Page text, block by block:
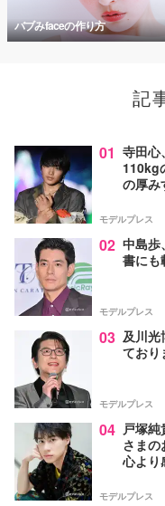
バブみfaceの作り方
記
01 寺田
110kg
の厚み
モデルプレス
02 中島歩
書にも
モデルプレス
03 及川光
ており
モデルプレス
04 戸塚
さまの
心より
モデルプレス